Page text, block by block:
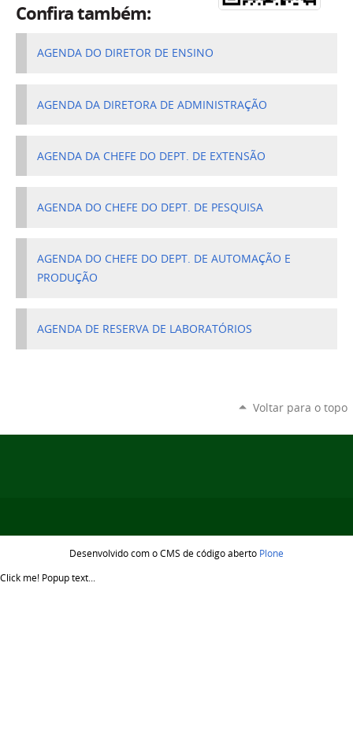
Confira também:
AGENDA DO DIRETOR DE ENSINO
AGENDA DA DIRETORA DE ADMINISTRAÇÃO
AGENDA DA CHEFE DO DEPT. DE EXTENSÃO
AGENDA DO CHEFE DO DEPT. DE PESQUISA
AGENDA DO CHEFE DO DEPT. DE AUTOMAÇÃO E
PRODUÇÃO
AGENDA DE RESERVA DE LABORATÓRIOS
Voltar para o topo
Desenvolvido com o CMS de código aberto Plone
Click me! Popup text...